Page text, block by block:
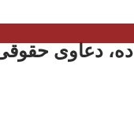
دعاوی